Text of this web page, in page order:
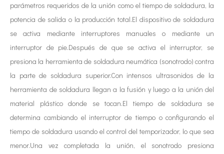
Tecnología de esterilización e inactivación ultrasónica
Actualmente, la investigación sobre la extracción de antioxidantes y
parámetros requeridos de la unión como el tiempo de soldadura, la
potencia de salida o la producción total.El dispositivo de soldadura
se activa mediante interruptores manuales o mediante un
interruptor de pie.Después de que se activa el interruptor, se
presiona la herramienta de soldadura neumática (sonotrodo) contra
la parte de soldadura superior.Con intensos ultrasonidos de la
herramienta de soldadura llegan a la fusión y luego a la unión del
material plástico donde se tocan.El tiempo de soldadura se
determina cambiando el interruptor de tiempo o configurando el
tiempo de soldadura usando el control del temporizador, lo que sea
menor.Una vez completada la unión, el sonotrodo presiona